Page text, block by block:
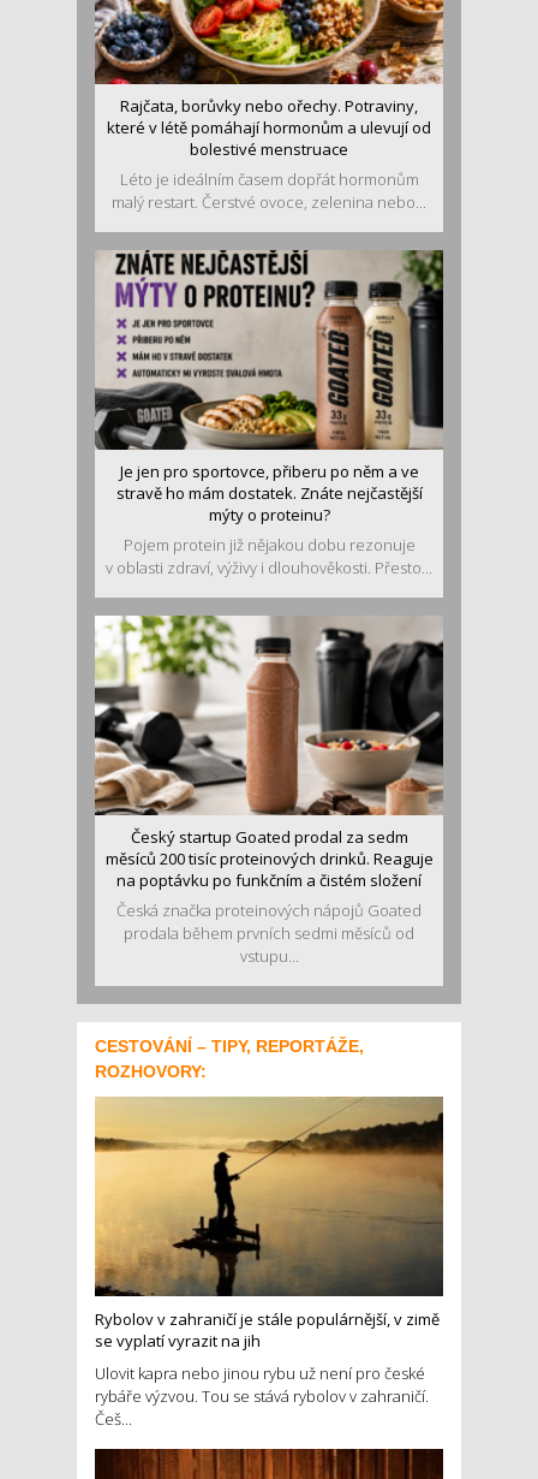
Rajčata, borůvky nebo ořechy. Potraviny,
které v létě pomáhají hormonům a ulevují od
bolestivé menstruace
Léto je ideálním časem dopřát hormonům
malý restart. Čerstvé ovoce, zelenina nebo...
Je jen pro sportovce, přiberu po něm a ve
stravě ho mám dostatek. Znáte nejčastější
mýty o proteinu?
Pojem protein již nějakou dobu rezonuje
v oblasti zdraví, výživy i dlouhověkosti. Přesto...
Český startup Goated prodal za sedm
měsíců 200 tisíc proteinových drinků. Reaguje
na poptávku po funkčním a čistém složení
Česká značka proteinových nápojů Goated
prodala během prvních sedmi měsíců od
vstupu...
CESTOVÁNÍ – TIPY, REPORTÁŽE,
ROZHOVORY:
Rybolov v zahraničí je stále populárnější, v zimě
se vyplatí vyrazit na jih
Ulovit kapra nebo jinou rybu už není pro české
rybáře výzvou. Tou se stává rybolov v zahraničí.
Češ...